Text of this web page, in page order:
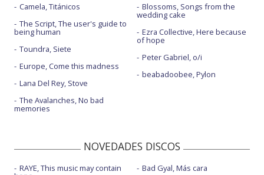
Camela, Titánicos
The Script, The user's guide to
being human
Toundra, Siete
Europe, Come this madness
Lana Del Rey, Stove
The Avalanches, No bad
memories
Blossoms, Songs from the
wedding cake
Ezra Collective, Here because
of hope
Peter Gabriel, o/i
beabadoobee, Pylon
NOVEDADES DISCOS
RAYE, This music may contain
Bad Gyal, Más cara